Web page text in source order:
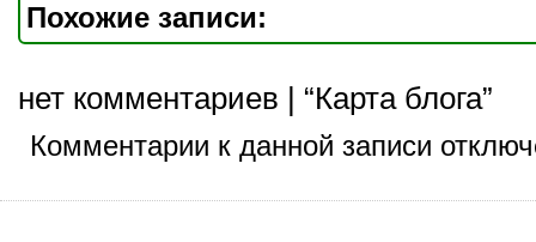
Похожие записи:
нет комментариев | “Карта блога”
Комментарии к данной записи